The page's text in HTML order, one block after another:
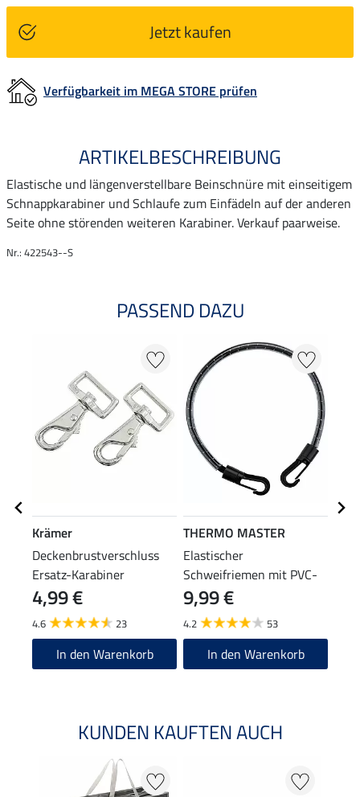
Jetzt kaufen
Verfügbarkeit im MEGA STORE prüfen
ARTIKELBESCHREIBUNG
Elastische und längenverstellbare Beinschnüre mit einseitigem
Schnappkarabiner und Schlaufe zum Einfädeln auf der anderen
Seite ohne störenden weiteren Karabiner. Verkauf paarweise.
Nr.: 422543--S
PASSEND DAZU
Krämer
Deckenbrustverschluss
Ersatz-Karabiner
4,99 €
4.6 23
In den Warenkorb
THERMO MASTER
Elastischer
Schweifriemen mit PVC-
Ummantelung
9,99 €
4.2 53
In den Warenkorb
KUNDEN KAUFTEN AUCH